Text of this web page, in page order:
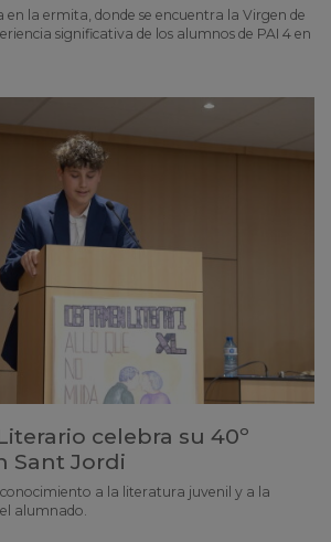
la ermita, donde se encuentra la Virgen de
significativa de los alumnos de PAI 4 en
celebra su 40º
Sant Jordi
a la literatura juvenil y a la
alumnado.